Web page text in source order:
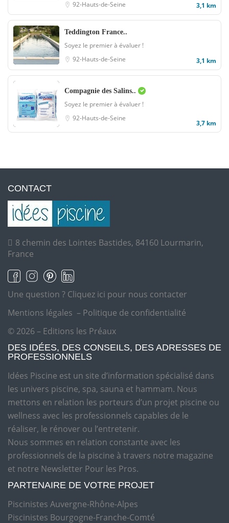
92-Hauts-de-Seine
3,1 km
Teddington France..
Soyez le premier à évaluer !
92-Hauts-de-Seine
3,1 km
Compagnie des Salins..
Soyez le premier à évaluer !
92-Hauts-de-Seine
3,7 km
CONTACT
8 chemin des Lointes Bastides, 84160 Lourmarin,
France
Une question ? Cliquez ici pour nous contacter
Mentions légales – Politique de confidentialité
© 2026 – Editions les Préaux
DES IDÉES, DES CONSEILS, DES ADRESSES DE
PROFESSIONNELS
Idées Piscine est un site d’information spécialisé dans
les univers piscine, spa, sauna et hammam. Nous
mettons en relation les porteurs d’un projet piscine ou
wellness avec les professionnels capables de le
réaliser, le rénover ou l’entretenir.
Nous sommes en relation constante avec les
professionnels de la piscine à travers notre magazine
et notre Newsletter Pour les Pros.
PARTENAIRE DE VOTRE PROJET
Piscinistes Auvergne-Rhône-Alpes
Piscinistes Bourgogne-Franche-Comté